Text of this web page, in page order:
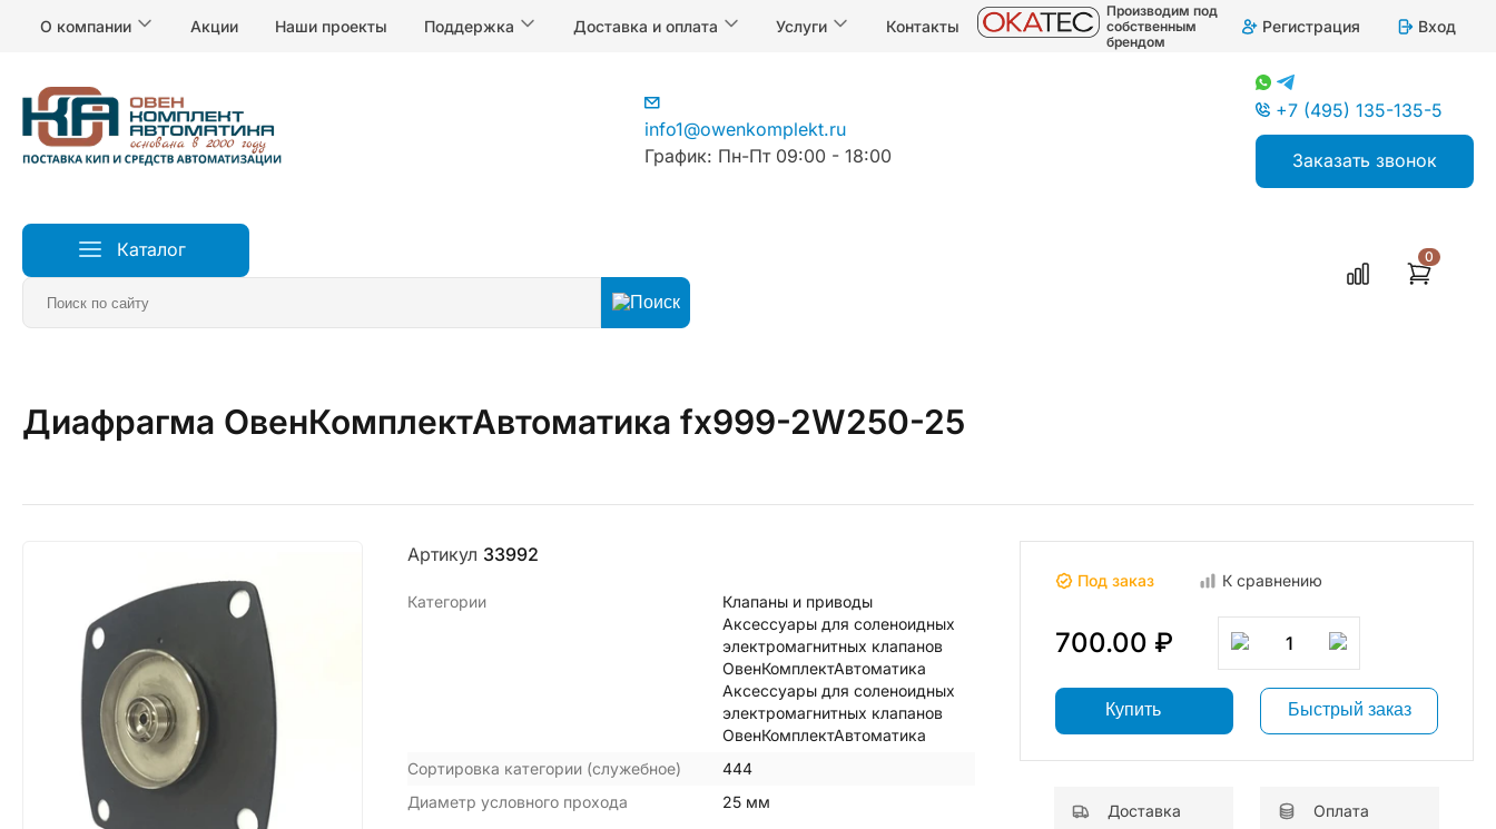
О компании Акции Наши проекты Поддержка Доставка и оплата Услуги Контакты
Производим под
собственным
брендом
Регистрация Вход
info1@owenkomplekt.ru
График: Пн-Пт 09:00 - 18:00
+7 (495) 135-135-5
Заказать звонок
Каталог 0
Главная Клапаны и приводы
Диафрагма ОвенКомплектАвтоматика fx999-2W250-25
Артикул 33992
Категории
Клапаны и приводы
Аксессуары для соленоидных
электромагнитных клапанов
ОвенКомплектАвтоматика
Аксессуары для соленоидных
электромагнитных клапанов
ОвенКомплектАвтоматика
Сортировка категории (служебное)
444
Диаметр условного прохода
25 мм
Под заказ К сравнению
700.00 ₽ 1
Купить Быстрый заказ
Доставка Оплата